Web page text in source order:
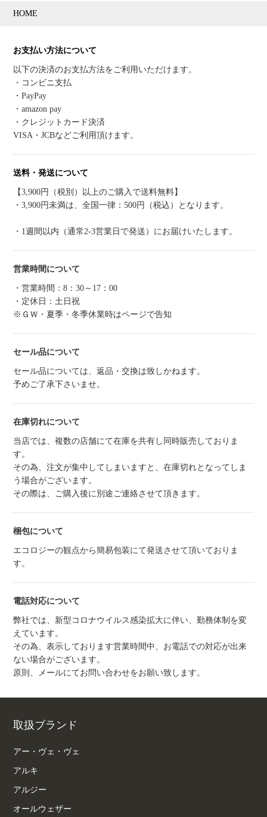
HOME
お支払い方法について
以下の決済のお支払方法をご利用いただけます。
・コンビニ支払
・PayPay
・amazon pay
・クレジットカード決済
VISA・JCBなどご利用頂けます。
送料・発送について
【3,900円（税別）以上のご購入で送料無料】
・3,900円未満は、全国一律：500円（税込）となります。
・1週間以内（通常2-3営業日で発送）にお届けいたします。
営業時間について
・営業時間：8：30～17：00
・定休日：土日祝
※ＧＷ・夏季・冬季休業時はページで告知
セール品について
セール品については、返品・交換は致しかねます。
予めご了承下さいませ。
在庫切れについて
当店では、複数の店舗にて在庫を共有し同時販売しておりま
す。
その為、注文が集中してしまいますと、在庫切れとなってしま
う場合がございます。
その際は、ご購入後に別途ご連絡させて頂きます。
梱包について
エコロジーの観点から簡易包装にて発送させて頂いておりま
す。
電話対応について
弊社では、新型コロナウイルス感染拡大に伴い、勤務体制を変
えています。
その為、表示しております営業時間中、お電話での対応が出来
ない場合がございます。
原則、メールにてお問い合わせをお願い致します。
取扱ブランド
アー・ヴェ・ヴェ
アルキ
アルジー
オールウェザー